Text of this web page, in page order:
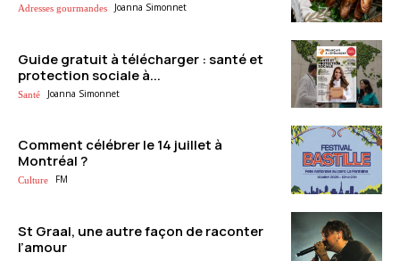
Adresses gourmandes Joanna Simonnet
Guide gratuit à télécharger : santé et
protection sociale à...
Santé Joanna Simonnet
Comment célébrer le 14 juillet à
Montréal ?
Culture FM
St Graal, une autre façon de raconter
l’amour